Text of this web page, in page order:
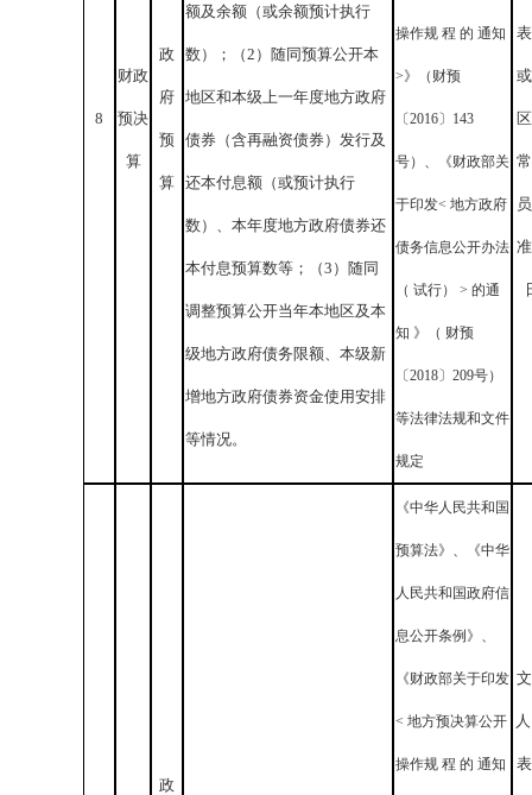
8
财政
预决
算
政
府
预
算
额及余额（或余额预计执行
数）；（2）随同预算公开本
地区和本级上一年度地方政府
债券（含再融资债券）发行及
还本付息额（或预计执行
数）、本年度地方政府债券还
本付息预算数等；（3）随同
调整预算公开当年本地区及本
级地方政府债务限额、本级新
增地方政府债券资金使用安排
等情况。
操作规 程 的 通知
>》（财预
〔2016〕143
号）、《财政部关
于印发< 地方政府
债务信息公开办法
（ 试行） > 的通
知 》（ 财预
〔2018〕209号）
等法律法规和文件
规定
政
《中华人民共和国
预算法》、《中华
人民共和国政府信
息公开条例》、
《财政部关于印发
< 地方预决算公开
操作规 程 的 通知